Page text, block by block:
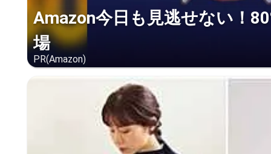
Amazon今日も見逃せない！
場
PR(Amazon)